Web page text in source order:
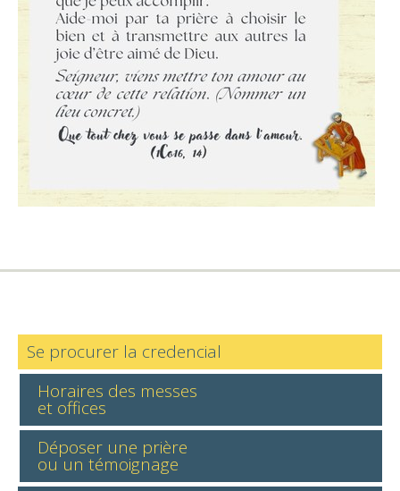
Se procurer la credencial
Horaires des messes
et offices
Déposer une prière
ou un témoignage